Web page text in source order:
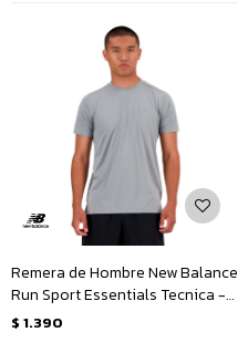
Remera de Hombre New Balance
Run Sport Essentials Tecnica -
Gris
$ 1.390